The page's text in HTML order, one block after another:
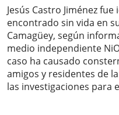
Jesús Castro Jiménez
encontrado sin vida en
Camagüey, según
medio independiente
caso ha causado
amigos y residentes de
las investigaciones para